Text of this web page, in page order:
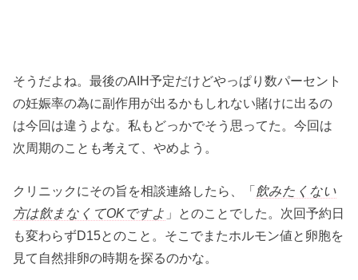
そうだよね。最後のAIH予定だけどやっぱり数パーセント
の妊娠率の為に副作用が出るかもしれない賭けに出るの
は今回は違うよな。私もどっかでそう思ってた。今回は
次周期のことも考えて、やめよう。
クリニックにその旨を相談連絡したら、「 飲みたくない
方は飲まなくてOKですよ 」とのことでした。次回予約日
も変わらずD15とのこと。そこでまたホルモン値と卵胞を
見て自然排卵の時期を探るのかな。